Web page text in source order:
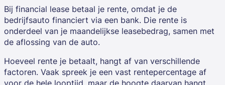
Bij financial lease betaal je rente, omdat je de
bedrijfsauto financiert via een bank. Die rente is
onderdeel van je maandelijkse leasebedrag, samen met
de aflossing van de auto.
Hoeveel rente je betaalt, hangt af van verschillende
factoren. Vaak spreek je een vast rentepercentage af